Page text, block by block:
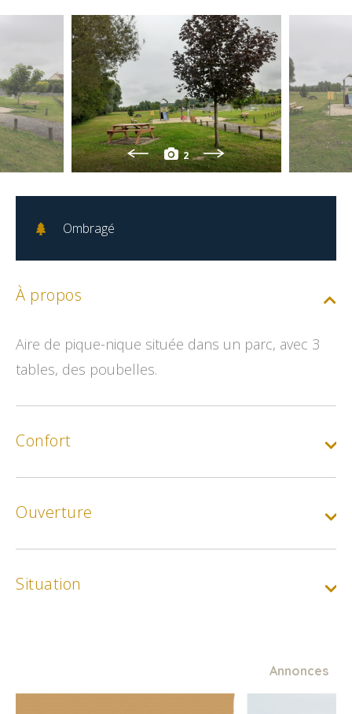
2
Ombragé
À propos
Aire de pique-nique située dans un parc, avec 3
tables, des poubelles.
Confort
Ouverture
Situation
Annonces